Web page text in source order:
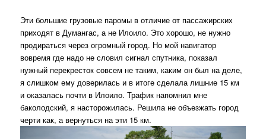
Эти большие грузовые паромы в отличие от пассажирских
приходят в Думангас, а не Илоило. Это хорошо, не нужно
продираться через огромный город. Но мой навигатор
вовремя где надо не словил сигнал спутника, показал
нужный перекресток совсем не таким, каким он был на деле,
я слишком ему доверилась и в итоге сделала лишние 15 км
и оказалась почти в Илоило. Трафик напомнил мне
баколодский, я насторожилась. Решила не объезжать город
черти как, а вернуться на эти 15 км.